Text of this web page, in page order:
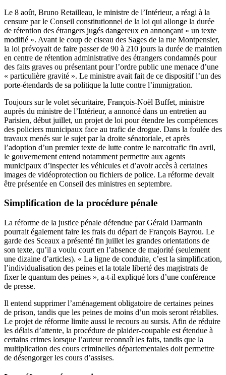
Le 8 août, Bruno Retailleau, le ministre de l’Intérieur, a réagi à la
censure par le Conseil constitutionnel de la loi qui allonge la durée
de rétention des étrangers jugés dangereux en annonçant « un texte
modifié ». Avant le coup de ciseau des Sages de la rue Montpensier,
la loi prévoyait de faire passer de 90 à 210 jours la durée de maintien
en centre de rétention administrative des étrangers condamnés pour
des faits graves ou présentant pour l’ordre public une menace d’une
« particulière gravité ». Le ministre avait fait de ce dispositif l’un des
porte-étendards de sa politique la lutte contre l’immigration.
Toujours sur le volet sécuritaire, François-Noël Buffet, ministre
auprès du ministre de l’Intérieur, a annoncé dans un entretien au
Parisien, début juillet, un projet de loi pour étendre les compétences
des policiers municipaux face au trafic de drogue. Dans la foulée des
travaux menés sur le sujet par la droite sénatoriale, et après
l’adoption d’un premier texte de lutte contre le narcotrafic fin avril,
le gouvernement entend notamment permettre aux agents
municipaux d’inspecter les véhicules et d’avoir accès à certaines
images de vidéoprotection ou fichiers de police. La réforme devait
être présentée en Conseil des ministres en septembre.
Simplification de la procédure pénale
La réforme de la justice pénale défendue par Gérald Darmanin
pourrait également faire les frais du départ de François Bayrou. Le
garde des Sceaux a présenté fin juillet les grandes orientations de
son texte, qu’il a voulu court en l’absence de majorité (seulement
une dizaine d’articles). « La ligne de conduite, c’est la simplification,
l’individualisation des peines et la totale liberté des magistrats de
fixer le quantum des peines », a-t-il expliqué lors d’une conférence
de presse.
Il entend supprimer l’aménagement obligatoire de certaines peines
de prison, tandis que les peines de moins d’un mois seront rétablies.
Le projet de réforme limite aussi le recours au sursis. Afin de réduire
les délais d’attente, la procédure de plaider-coupable est étendue à
certains crimes lorsque l’auteur reconnaît les faits, tandis que la
multiplication des cours criminelles départementales doit permettre
de désengorger les cours d’assises.